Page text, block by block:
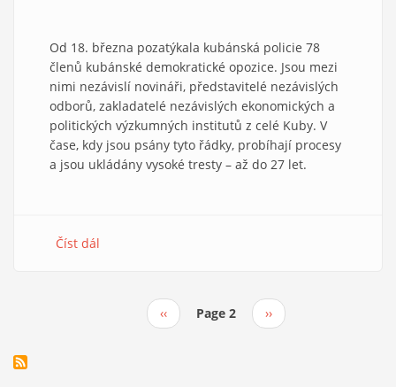
Od 18. března pozatýkala kubánská policie 78
členů kubánské demokratické opozice. Jsou mezi
nimi nezávislí novináři, představitelé nezávislých
odborů, zakladatelé nezávislých ekonomických a
politických výzkumných institutů z celé Kuby. V
čase, kdy jsou psány tyto řádky, probíhají procesy
a jsou ukládány vysoké tresty – až do 27 let.
Číst dál
Předchozí
stránka
‹‹ Page 2
Následující
stránka
››